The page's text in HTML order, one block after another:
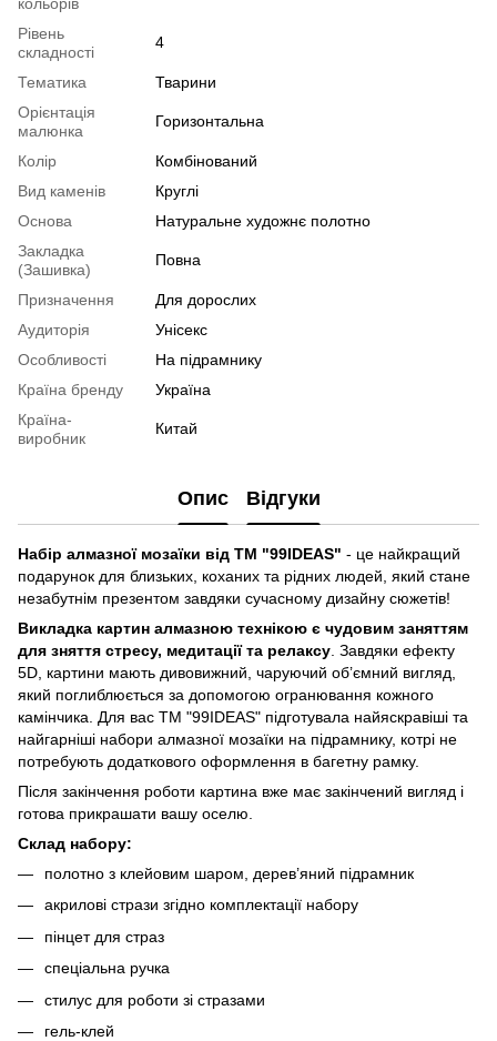
Рівень
складності
4
Тематика
Тварини
Орієнтація
малюнка
Горизонтальна
Колір
Комбінований
Вид каменів
Круглі
Основа
Натуральне художнє полотно
Закладка
(Зашивка)
Повна
Призначення
Для дорослих
Аудиторія
Унісекс
Особливості
На підрамнику
Країна бренду
Україна
Країна-
виробник
Китай
Опис Відгуки
Набір алмазної мозаїки від ТМ "99IDEAS" - це найкращий
подарунок для близьких, коханих та рідних людей, який стане
незабутнім презентом завдяки сучасному дизайну сюжетів!
Викладка картин алмазною технікою є чудовим заняттям
для зняття стресу, медитації та релаксу . Завдяки ефекту
5D, картини мають дивовижний, чаруючий об’ємний вигляд,
який поглиблюється за допомогою огранювання кожного
камінчика. Для вас ТМ "99IDEAS" підготувала найяскравіші та
найгарніші набори алмазної мозаїки на підрамнику, котрі не
потребують додаткового оформлення в багетну рамку.
Після закінчення роботи картина вже має закінчений вигляд і
готова прикрашати вашу оселю.
Склад набору:
полотно з клейовим шаром, дерев’яний підрамник
акрилові стрази згідно комплектації набору
пінцет для страз
спеціальна ручка
стилус для роботи зі стразами
гель-клей